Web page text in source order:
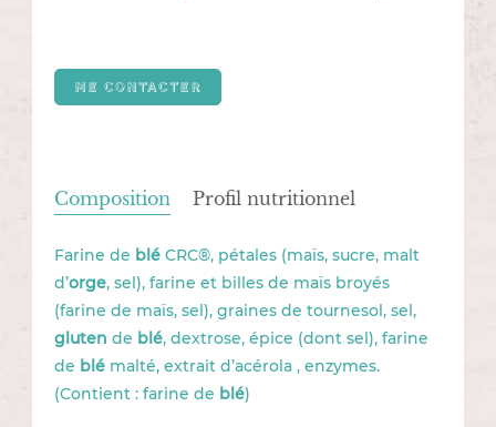
ME CONTACTER
Composition Profil nutritionnel
Farine de bléCRC®, pétales (maïs, sucre, malt
d’orge, sel), farine et billes de maïs broyés
(farine de maïs, sel), graines de tournesol, sel,
gluten de blé, dextrose, épice (dont sel), farine
de blémalté, extrait d’acérola , enzymes.
(Contient : farine de blé)